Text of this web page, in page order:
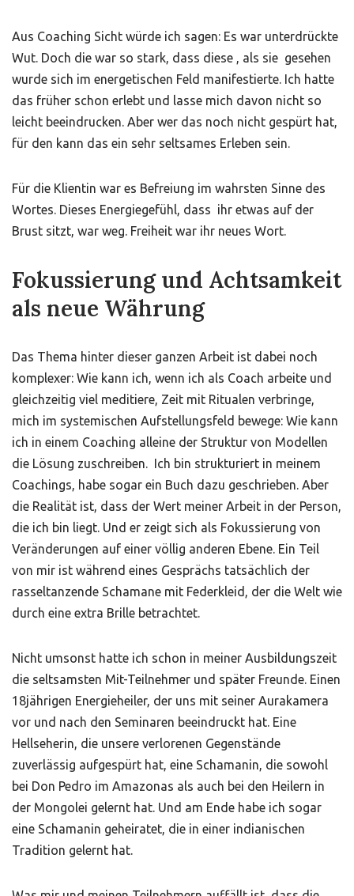
Aus Coaching Sicht würde ich sagen: Es war unterdrückte
Wut. Doch die war so stark, dass diese , als sie gesehen
wurde sich im energetischen Feld manifestierte. Ich hatte
das früher schon erlebt und lasse mich davon nicht so
leicht beeindrucken. Aber wer das noch nicht gespürt hat,
für den kann das ein sehr seltsames Erleben sein.
Für die Klientin war es Befreiung im wahrsten Sinne des
Wortes. Dieses Energiegefühl, dass ihr etwas auf der
Brust sitzt, war weg. Freiheit war ihr neues Wort.
Fokussierung und Achtsamkeit
als neue Währung
Das Thema hinter dieser ganzen Arbeit ist dabei noch
komplexer: Wie kann ich, wenn ich als Coach arbeite und
gleichzeitig viel meditiere, Zeit mit Ritualen verbringe,
mich im systemischen Aufstellungsfeld bewege: Wie kann
ich in einem Coaching alleine der Struktur von Modellen
die Lösung zuschreiben. Ich bin strukturiert in meinem
Coachings, habe sogar ein Buch dazu geschrieben. Aber
die Realität ist, dass der Wert meiner Arbeit in der Person,
die ich bin liegt. Und er zeigt sich als Fokussierung von
Veränderungen auf einer völlig anderen Ebene. Ein Teil
von mir ist während eines Gesprächs tatsächlich der
rasseltanzende Schamane mit Federkleid, der die Welt wie
durch eine extra Brille betrachtet.
Nicht umsonst hatte ich schon in meiner Ausbildungszeit
die seltsamsten Mit-Teilnehmer und später Freunde. Einen
18jährigen Energieheiler, der uns mit seiner Aurakamera
vor und nach den Seminaren beeindruckt hat. Eine
Hellseherin, die unsere verlorenen Gegenstände
zuverlässig aufgespürt hat, eine Schamanin, die sowohl
bei Don Pedro im Amazonas als auch bei den Heilern in
der Mongolei gelernt hat. Und am Ende habe ich sogar
eine Schamanin geheiratet, die in einer indianischen
Tradition gelernt hat.